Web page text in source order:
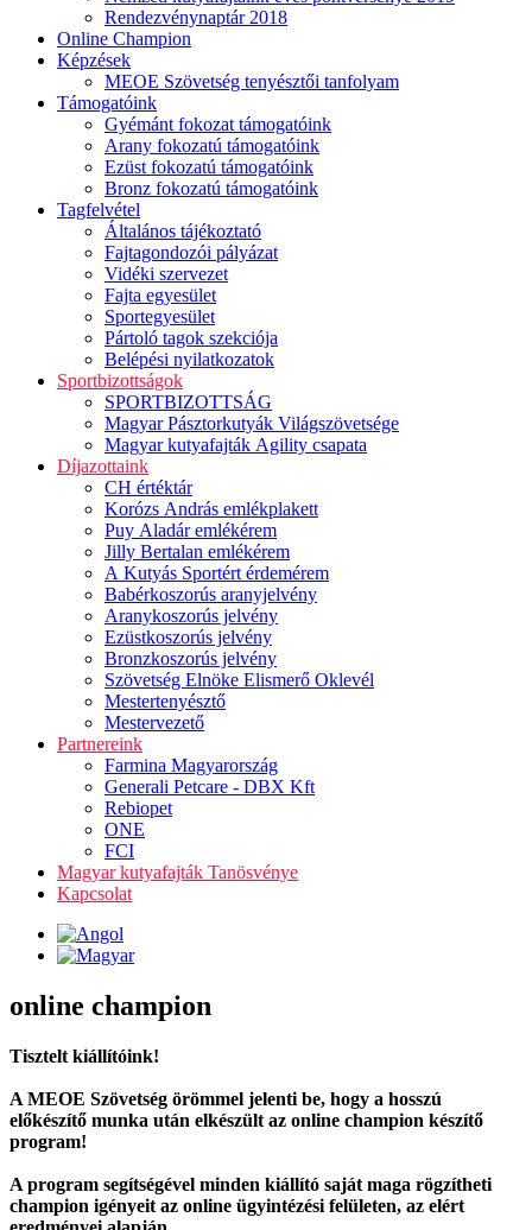
Rendezvénynaptár 2018
Online Champion
Képzések
MEOE Szövetség tenyésztői tanfolyam
Támogatóink
Gyémánt fokozat támogatóink
Arany fokozatú támogatóink
Ezüst fokozatú támogatóink
Bronz fokozatú támogatóink
Tagfelvétel
Általános tájékoztató
Fajtagondozói pályázat
Vidéki szervezet
Fajta egyesület
Sportegyesület
Pártoló tagok szekciója
Belépési nyilatkozatok
Sportbizottságok
SPORTBIZOTTSÁG
Magyar Pásztorkutyák Világszövetsége
Magyar kutyafajták Agility csapata
Díjazottaink
CH értéktár
Korózs András emlékplakett
Puy Aladár emlékérem
Jilly Bertalan emlékérem
A Kutyás Sportért érdemérem
Babérkoszorús aranyjelvény
Aranykoszorús jelvény
Ezüstkoszorús jelvény
Bronzkoszorús jelvény
Szövetség Elnöke Elismerő Oklevél
Mestertenyésztő
Mestervezető
Partnereink
Farmina Magyarország
Generali Petcare - DBX Kft
Rebiopet
ONE
FCI
Magyar kutyafajták Tanösvénye
Kapcsolat
online champion
Tisztelt kiállítóink!
A MEOE Szövetség örömmel jelenti be, hogy a hosszú
előkészítő munka után elkészült az online champion készítő
program!
A program segítségével minden kiállító saját maga rögzítheti
champion igényeit az online ügyintézési felületen, az elért